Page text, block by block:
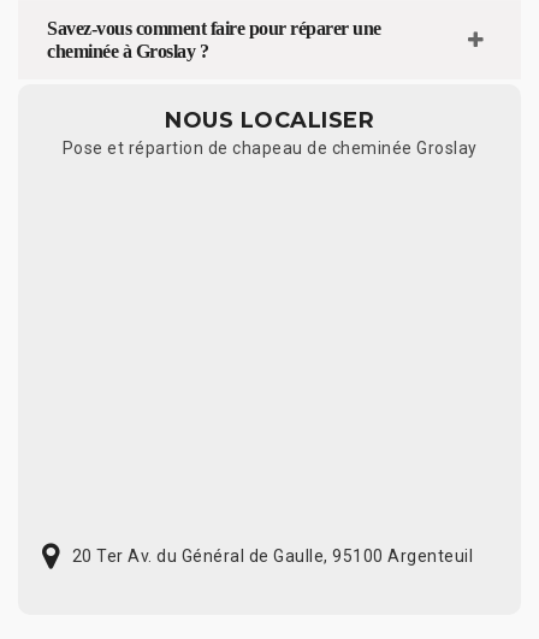
Savez-vous comment faire pour réparer une
cheminée à Groslay ?
NOUS LOCALISER
Pose et répartion de chapeau de cheminée Groslay
20 Ter Av. du Général de Gaulle, 95100 Argenteuil